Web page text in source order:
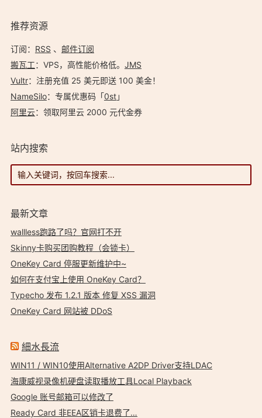
推荐资源
订阅： RSS 、 邮件订阅
搬瓦工：VPS，高性能价格低。️ JMS
Vultr：注册充值 25 美元即送 100 美金！
NameSilo：专属优惠码「0st」
阿里云：领取阿里云 2000 元代金券
站内搜索
最新文章
wallless跑路了吗？官网打不开
Skinny卡购买团购教程（会锁卡）
OneKey Card 停服更新维护中~
如何在支付宝上使用 OneKey Card？
Typecho 发布 1.2.1 版本 修复 XSS 漏洞
OneKey Card 网站被 DDoS
細水長流
WIN11 / WIN10使用Alternative A2DP Driver支持LDAC
海康威视录像机硬盘读取播放工具Local Playback
Google 账号邮箱可以修改了
Ready Card 非EEA区销卡退费了…